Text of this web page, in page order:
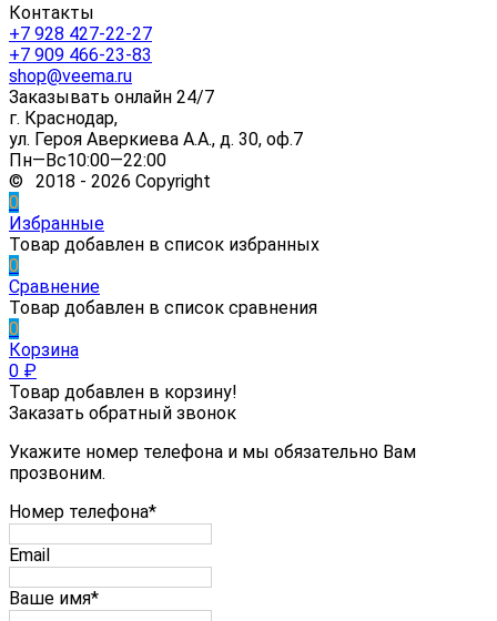
Контакты
+7 928 427-22-27
+7 909 466-23-83
shop@veema.ru
Заказывать онлайн 24/7
г. Краснодар,
ул. Героя Аверкиева А.А., д. 30, оф.7
Пн—Вс10:00—22:00
© 2018 - 2026 Copyright
0
Избранные
Товар добавлен в список избранных
0
Сравнение
Товар добавлен в список сравнения
0
Корзина
0 ₽
Товар добавлен в корзину!
Заказать обратный звонок
Укажите номер телефона и мы обязательно Вам
прозвоним.
Номер телефона*
Email
Ваше имя*